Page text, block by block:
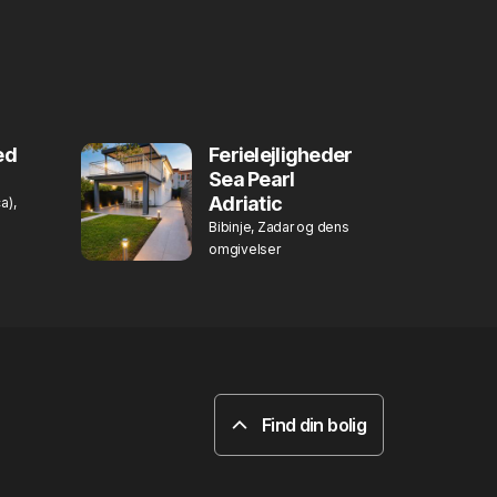
Ferielejligheder
Sea Pearl
Adriatic
Bibinje, Zadar og dens
omgivelser
Find din bolig